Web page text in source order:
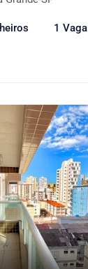
1 Vaga